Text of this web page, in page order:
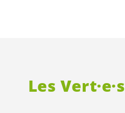
Les Vert·e·s